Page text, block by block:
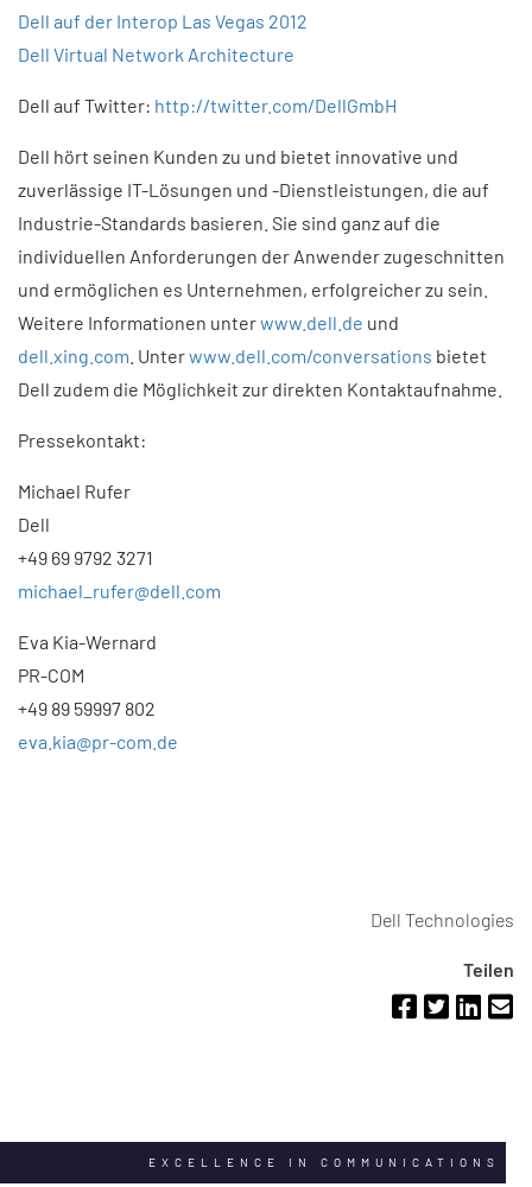
Dell auf der Interop Las Vegas 2012
Dell Virtual Network Architecture
Dell auf Twitter: http://twitter.com/DellGmbH
Dell hört seinen Kunden zu und bietet innovative und
zuverlässige IT-Lösungen und -Dienstleistungen, die auf
Industrie-Standards basieren. Sie sind ganz auf die
individuellen Anforderungen der Anwender zugeschnitten
und ermöglichen es Unternehmen, erfolgreicher zu sein.
Weitere Informationen unterwww.dell.de und
dell.xing.com . Unterwww.dell.com/conversations bietet
Dell zudem die Möglichkeit zur direkten Kontaktaufnahme.
Pressekontakt:
Michael Rufer
Dell
+49 69 9792 3271
michael_rufer@dell.com
Eva Kia-Wernard
PR-COM
+49 89 59997 802
eva.kia@pr-com.de
Dell Technologies
Teilen
EXCELLENCE IN COMMUNICATIONS